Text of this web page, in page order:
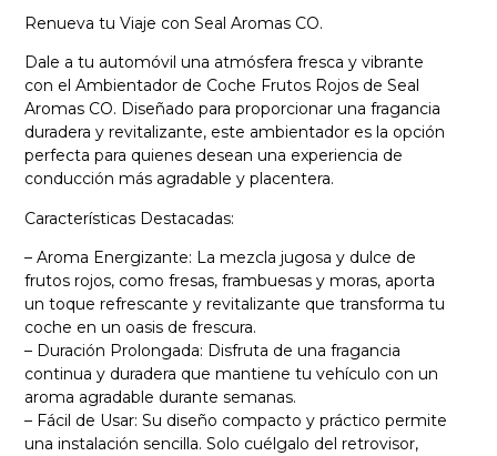
Renueva tu Viaje con Seal Aromas CO.
Dale a tu automóvil una atmósfera fresca y vibrante
con el Ambientador de Coche Frutos Rojos de Seal
Aromas CO. Diseñado para proporcionar una fragancia
duradera y revitalizante, este ambientador es la opción
perfecta para quienes desean una experiencia de
conducción más agradable y placentera.
Características Destacadas:
– Aroma Energizante: La mezcla jugosa y dulce de
frutos rojos, como fresas, frambuesas y moras, aporta
un toque refrescante y revitalizante que transforma tu
coche en un oasis de frescura.
– Duración Prolongada: Disfruta de una fragancia
continua y duradera que mantiene tu vehículo con un
aroma agradable durante semanas.
– Fácil de Usar: Su diseño compacto y práctico permite
una instalación sencilla. Solo cuélgalo del retrovisor,